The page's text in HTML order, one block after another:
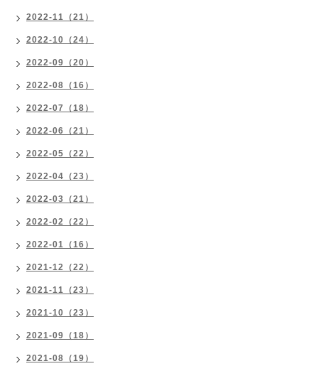
2022-11（21）
2022-10（24）
2022-09（20）
2022-08（16）
2022-07（18）
2022-06（21）
2022-05（22）
2022-04（23）
2022-03（21）
2022-02（22）
2022-01（16）
2021-12（22）
2021-11（23）
2021-10（23）
2021-09（18）
2021-08（19）